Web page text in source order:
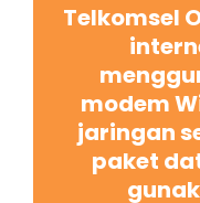
Telkomsel
modem
jaringan
paket